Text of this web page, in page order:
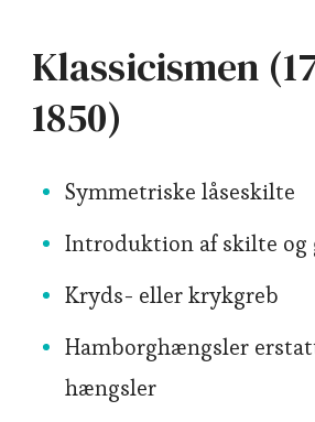
Klassicismen
1850)
Symmetriske låseskilte
Introduktion af skilte og
Kryds- eller krykgreb
Hamborghængsler
hængsler